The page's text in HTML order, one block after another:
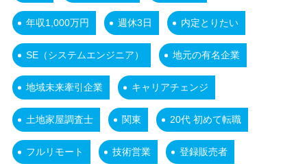
年収1,000万円 週休3日 内定とりたい
SE（システムエンジニア） 地元の有名企業
地域未来牽引企業 キャリアチェンジ
土地家屋調査士 関東 20代 初めて転職
フルリモート 技術営業 登録販売者